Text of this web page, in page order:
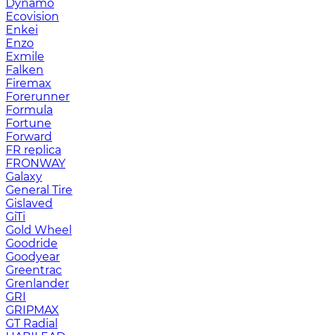
Dynamo
Ecovision
Enkei
Enzo
Exmile
Falken
Firemax
Forerunner
Formula
Fortune
Forward
FR replica
FRONWAY
Galaxy
General Tire
Gislaved
GiTi
Gold Wheel
Goodride
Goodyear
Greentrac
Grenlander
GRI
GRIPMAX
GT Radial